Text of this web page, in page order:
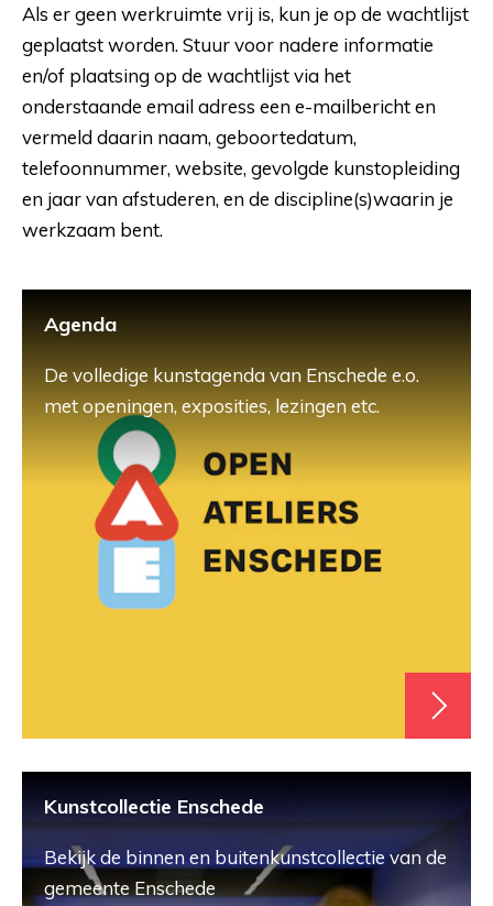
Als er geen werkruimte vrij is, kun je op de wachtlijst
geplaatst worden. Stuur voor nadere informatie
en/of plaatsing op de wachtlijst via het
onderstaande email adress een e-mailbericht en
vermeld daarin naam, geboortedatum,
telefoonnummer, website, gevolgde kunstopleiding
en jaar van afstuderen, en de discipline(s)waarin je
werkzaam bent.
Agenda
De volledige kunstagenda van Enschede e.o.
met openingen, exposities, lezingen etc.
Kunstcollectie Enschede
Bekijk de binnen en buitenkunstcollectie van de
gemeente Enschede